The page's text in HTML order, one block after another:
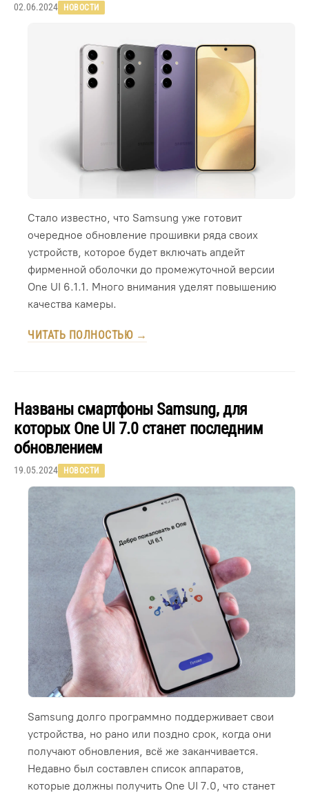
02.06.2024 НОВОСТИ
Стало известно, что Samsung уже готовит
очередное обновление прошивки ряда своих
устройств, которое будет включать апдейт
фирменной оболочки до промежуточной версии
One UI 6.1.1. Много внимания уделят повышению
качества камеры.
ЧИТАТЬ ПОЛНОСТЬЮ →
Названы смартфоны Samsung, для
которых One UI 7.0 станет последним
обновлением
19.05.2024 НОВОСТИ
Samsung долго программно поддерживает свои
устройства, но рано или поздно срок, когда они
получают обновления, всё же заканчивается.
Недавно был составлен список аппаратов,
которые должны получить One UI 7.0, что станет